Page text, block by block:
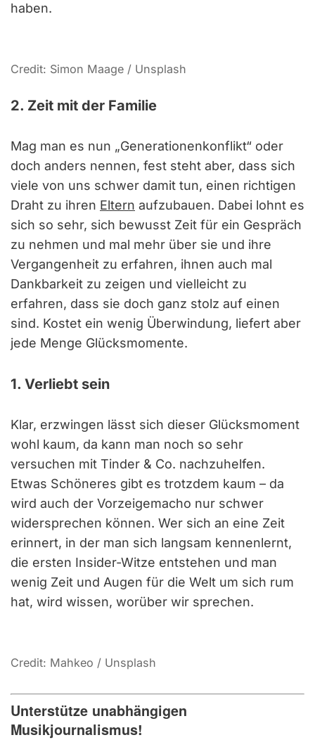
haben.
Credit: Simon Maage / Unsplash
2. Zeit mit der Familie
Mag man es nun „Generationenkonflikt“ oder
doch anders nennen, fest steht aber, dass sich
viele von uns schwer damit tun, einen richtigen
Draht zu ihren Eltern aufzubauen. Dabei lohnt es
sich so sehr, sich bewusst Zeit für ein Gespräch
zu nehmen und mal mehr über sie und ihre
Vergangenheit zu erfahren, ihnen auch mal
Dankbarkeit zu zeigen und vielleicht zu
erfahren, dass sie doch ganz stolz auf einen
sind. Kostet ein wenig Überwindung, liefert aber
jede Menge Glücksmomente.
1. Verliebt sein
Klar, erzwingen lässt sich dieser Glücksmoment
wohl kaum, da kann man noch so sehr
versuchen mit Tinder & Co. nachzuhelfen.
Etwas Schöneres gibt es trotzdem kaum – da
wird auch der Vorzeigemacho nur schwer
widersprechen können. Wer sich an eine Zeit
erinnert, in der man sich langsam kennenlernt,
die ersten Insider-Witze entstehen und man
wenig Zeit und Augen für die Welt um sich rum
hat, wird wissen, worüber wir sprechen.
Credit: Mahkeo / Unsplash
Unterstütze unabhängigen
Musikjournalismus!